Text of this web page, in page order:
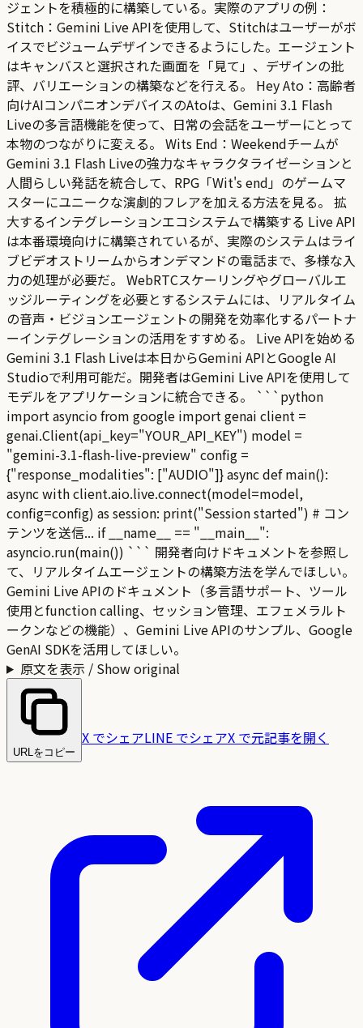
ジェントを積極的に構築している。実際のアプリの例：
Stitch：Gemini Live APIを使用して、Stitchはユーザーがボ
イスでビジュームデザインできるようにした。エージェント
はキャンバスと選択された画面を「見て」、デザインの批
評、バリエーションの構築などを行える。 Hey Ato：高齢者
向けAIコンパニオンデバイスのAtoは、Gemini 3.1 Flash
Liveの多言語機能を使って、日常の会話をユーザーにとって
本物のつながりに変える。 Wits End：Weekendチームが
Gemini 3.1 Flash Liveの強力なキャラクタライゼーションと
人間らしい発話を統合して、RPG「Wit's end」のゲームマ
スターにユニークな演劇的フレアを加える方法を見る。 拡
大するインテグレーションエコシステムで構築する Live API
は本番環境向けに構築されているが、実際のシステムはライ
ブビデオストリームからオンデマンドの電話まで、多様な入
力の処理が必要だ。 WebRTCスケーリングやグローバルエ
ッジルーティングを必要とするシステムには、リアルタイム
の音声・ビジョンエージェントの開発を効率化するパートナ
ーインテグレーションの活用をすすめる。 Live APIを始める
Gemini 3.1 Flash Liveは本日からGemini APIとGoogle AI
Studioで利用可能だ。開発者はGemini Live APIを使用して
モデルをアプリケーションに統合できる。 ```python
import asyncio from google import genai client =
genai.Client(api_key="YOUR_API_KEY") model =
"gemini-3.1-flash-live-preview" config =
{"response_modalities": ["AUDIO"]} async def main():
async with client.aio.live.connect(model=model,
config=config) as session: print("Session started") # コン
テンツを送信... if __name__ == "__main__":
asyncio.run(main()) ``` 開発者向けドキュメントを参照し
て、リアルタイムエージェントの構築方法を学んでほしい。
Gemini Live APIのドキュメント（多言語サポート、ツール
使用とfunction calling、セッション管理、エフェメラルト
ークンなどの機能）、Gemini Live APIのサンプル、Google
GenAI SDKを活用してほしい。
原文を表示 / Show original
URLをコピー
X でシェアLINE でシェアX で元記事を開く